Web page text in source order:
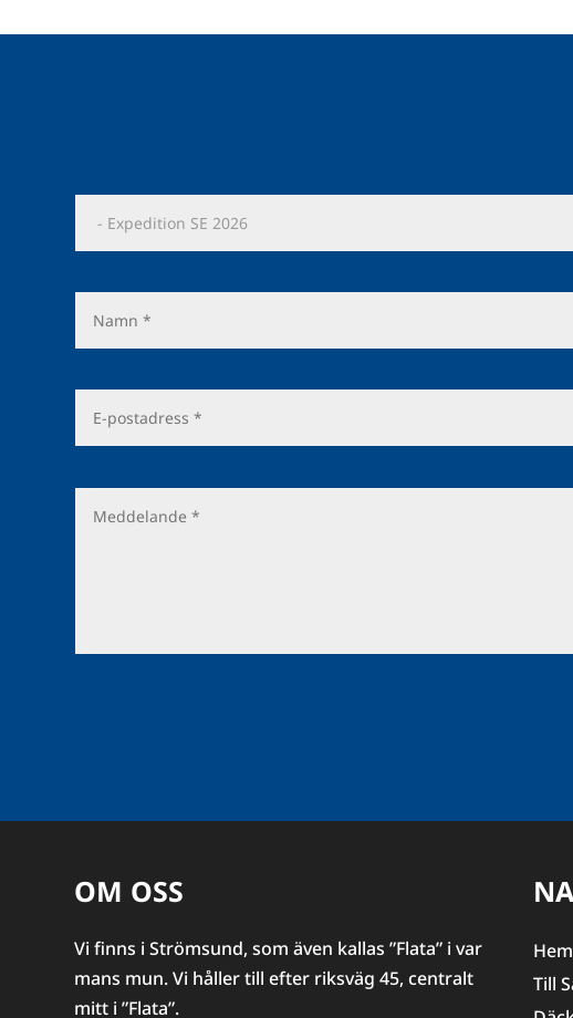
OM OSS
Vi finns i Strömsund, som även kallas ”Flata” i var
mans mun. Vi håller till efter riksväg 45, centralt
mitt i ”Flata”.
Hem
Till